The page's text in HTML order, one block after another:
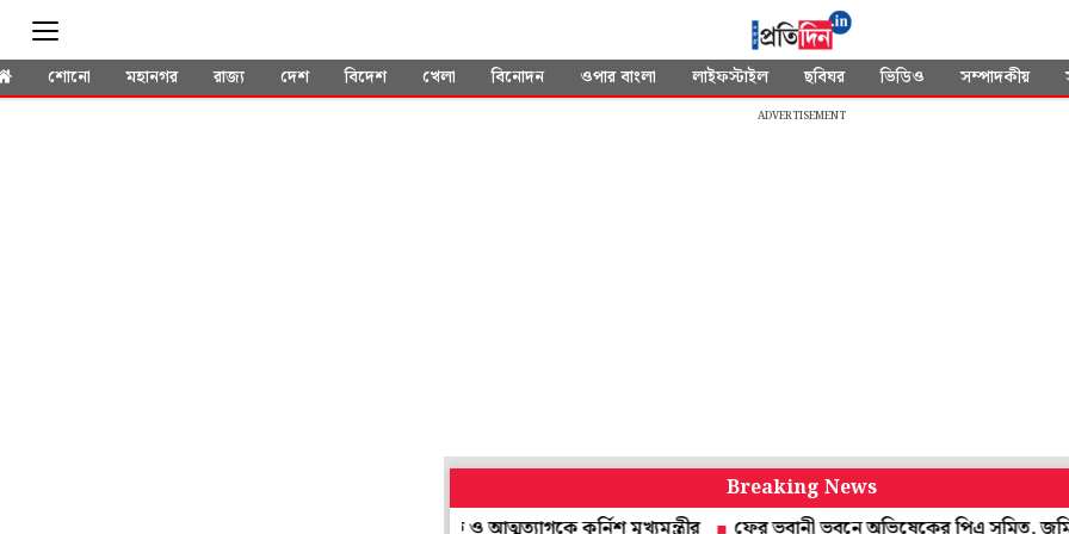
শোনো মহানগর রাজ্য দেশ বিদেশ খেলা বিনোদন ওপার বাংলা লাইফস্টাইল ছবিঘর ভিডিও সম্পাদকীয়
ADVERTISEMENT
Breaking News